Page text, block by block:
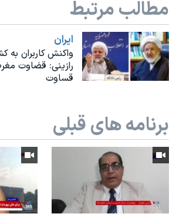
نرگس محمدی برنده جایزه نوبل صلح
همایش محافظه‌کاران آمریکا «سی‌پک»
صفحه‌های ویژه
مطالب مرتبط
ايران
واکنش کاربران
رازینی: قضاوت
قساوت
برنامه های قبلی